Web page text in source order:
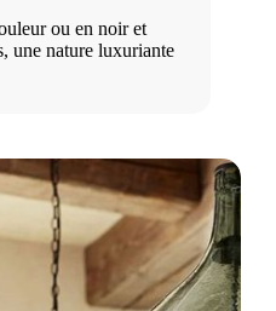
ou en noir et
une nature luxuriante